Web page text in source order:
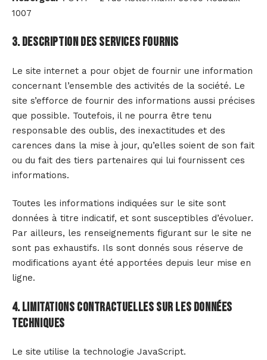
1007
3. Description des services fournis
Le site internet a pour objet de fournir une information
concernant l’ensemble des activités de la société. Le
site s’efforce de fournir des informations aussi précises
que possible. Toutefois, il ne pourra être tenu
responsable des oublis, des inexactitudes et des
carences dans la mise à jour, qu’elles soient de son fait
ou du fait des tiers partenaires qui lui fournissent ces
informations.
Toutes les informations indiquées sur le site sont
données à titre indicatif, et sont susceptibles d’évoluer.
Par ailleurs, les renseignements figurant sur le site ne
sont pas exhaustifs. Ils sont donnés sous réserve de
modifications ayant été apportées depuis leur mise en
ligne.
4. Limitations contractuelles sur les données
techniques
Le site utilise la technologie JavaScript.